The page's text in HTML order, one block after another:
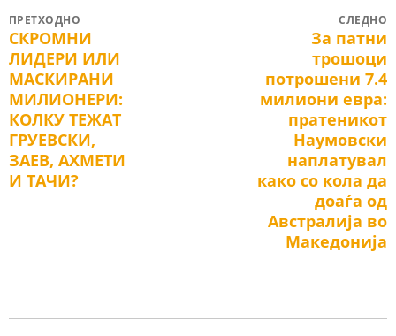
Post
navigation
ПРЕТХОДНО
Previous
post:
СКРОМНИ
ЛИДЕРИ ИЛИ
МАСКИРАНИ
МИЛИОНЕРИ:
КОЛКУ ТЕЖАТ
ГРУЕВСКИ,
ЗАЕВ, АХМЕТИ
И ТАЧИ?
СЛЕДНО
За патни
трошоци
потрошени 7.4
милиони евра:
пратеникот
Наумовски
наплатувал
како со кола да
доаѓа од
Австралија во
Македонија